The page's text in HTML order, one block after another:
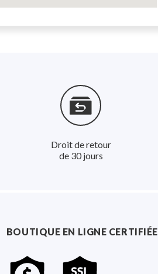
Droit de retour
de 30 jours
BOUTIQUE EN LIGNE CERTIFIÉE